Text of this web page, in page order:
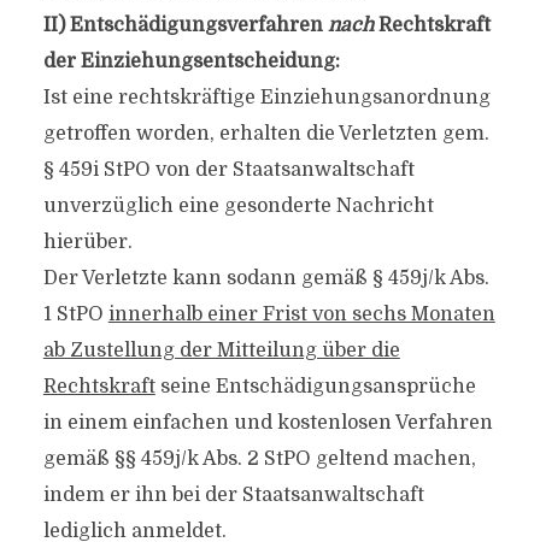
II) Entschädigungsverfahren nachRechtskraft
der Einziehungsentscheidung:
Ist eine rechtskräftige Einziehungsanordnung
getroffen worden, erhalten die Verletzten gem.
§ 459i StPO von der Staatsanwaltschaft
unverzüglich eine gesonderte Nachricht
hierüber.
Der Verletzte kann sodann gemäß § 459j/k Abs.
1 StPO innerhalb einer Frist von sechs Monaten
ab Zustellung der Mitteilung über die
Rechtskraftseine Entschädigungsansprüche
in einem einfachen und kostenlosen Verfahren
gemäß §§ 459j/k Abs. 2 StPO geltend machen,
indem er ihn bei der Staatsanwaltschaft
lediglich anmeldet.